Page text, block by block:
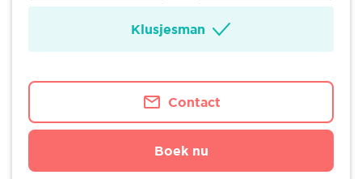
Klusjesman
Contact
Boek nu